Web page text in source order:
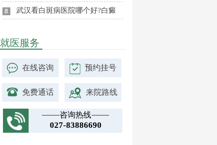
武汉看白斑病医院哪个好?白癜
就医服务
在线咨询 预约挂号
免费通话 来院路线
咨询热线
027-83886690